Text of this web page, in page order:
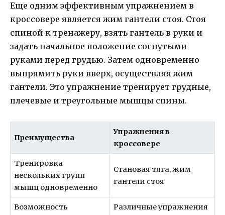
Еще одним эффективным упражнением в
кроссовере является жим гантели стоя. Стоя
спиной к тренажеру, взять гантель в руки и
задать начальное положение согнутыми
руками перед грудью. Затем одновременно
выпрямить руки вверх, осуществляя жим
гантели. Это упражнение тренирует грудные,
плечевые и треугольные мышцы спины.
Преимущества
Упражнения в
кроссовере
Тренировка
нескольких групп
мышц одновременно
Становая тяга, жим
гантели стоя
Возможность
Различные упражнения